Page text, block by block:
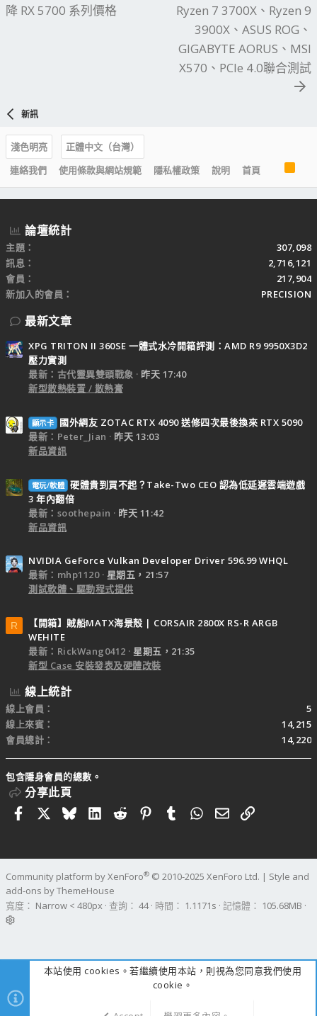
降 RX 5700 系列價格
Ryzen 7 3700X、Ryzen 9
3900X、ASUS ROG、
GIGABYTE AORUS、MSI
X570、PCIe 4.0聯合測試
新訊
淺色明亮
正體中文（台灣）
連絡我們
使用條款與網站規範 隱私權政策 說明 首頁
R
S
S
論壇統計
主題
307,098
訊息
2,716,121
會員
217,904
新加入的會員
PRECISION
最新文章
XPG TRITON II 360SE 一體式水冷開箱評測：AMD R9 9950X3D2
壓力實測
最新：古代靈異雙頭戰象
昨天 17:40
新型散熱裝置 / 散熱膏
顯示卡
國外網友 ZOTAC RTX 4090 送修四次最後換來 RTX 5090
最新：Peter_Jian
昨天 13:03
新品資訊
電玩/軟體 硬體貴到買不起？Take-Two CEO 認為低延遲雲端遊戲
3 年內翻倍
最新：soothepain
昨天 11:42
新品資訊
NVIDIA GeForce Vulkan Developer Driver 596.99 WHQL
最新：mhp1120
星期五，21:57
測試軟體、驅動程式提供
R
【開箱】賊船MATX海景殼 | CORSAIR 2800X RS-R ARGB
WEHITE
最新：RickWang0412
星期五，21:35
新型 Case 安裝發表及硬體改裝
線上統計
線上會員
5
線上來賓
14,215
會員總計
14,220
包含隱身會員的總數。
分享此頁
FacebookBlueskyLinkedIn
RedditPinterestTumblrWhatsApp
電子郵件
連結
Community platform by XenForo® © 2010-2025 XenForo Ltd. | Style and
add-ons by ThemeHouse
寬度
查詢 44 時間 1.1171s 記憶體 105.68MB
本站使用 cookies。若繼續使用本站，則視為您同意我們使用
cookie。